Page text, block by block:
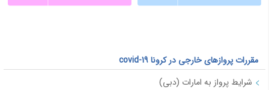
مقررات پروازهای خارجی در کرونا covid-19
شرایط پرواز به امارات (دبی)